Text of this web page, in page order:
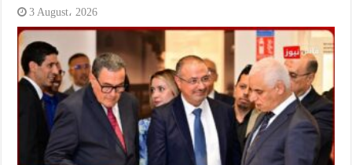
3 August، 2026